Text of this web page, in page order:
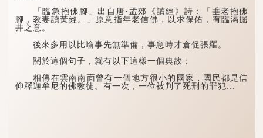
「臨急抱佛腳」出自唐·孟郊《讀經》詩：「垂老抱佛
腳，教妻讀黃經。」原意指年老信佛，以求保佑，有臨渴掘
井之意。
後來多用以比喻事先無準備，事急時才倉促張羅。
關於這個句子，就有以下這樣一個典故：
相傳在雲南南面曾有一個地方很小的國家，國民都是信
仰釋迦牟尼的佛教徒。有一次，一位被判了死刑的罪犯...